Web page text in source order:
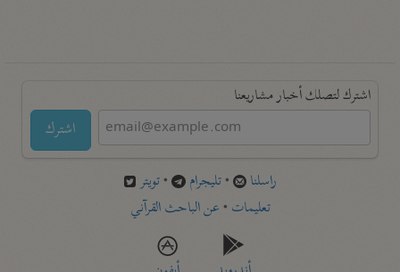
اشترك لتصلك أخبار مشاريعنا
اشترك
راسلنا •تليجرام •تويتر
تعليمات •عن الباحث القرآني